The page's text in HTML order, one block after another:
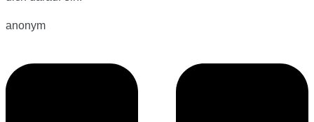
anonym